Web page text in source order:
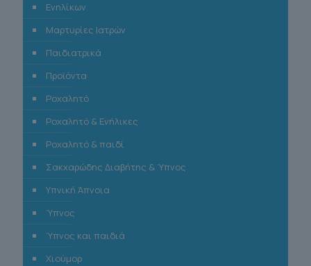
Ενηλίκων
Μαρτυρίες Ιατρών
Παιδιατρικά
Προϊόντα
Ροχαλητό
Ροχαλητό & Ενήλικες
Ροχαλητό & παιδί
Σακχαρώδης Διαβήτης & Ύπνος
Υπνική Άπνοια
Ύπνος
Ύπνος και παιδιά
Χιούμορ